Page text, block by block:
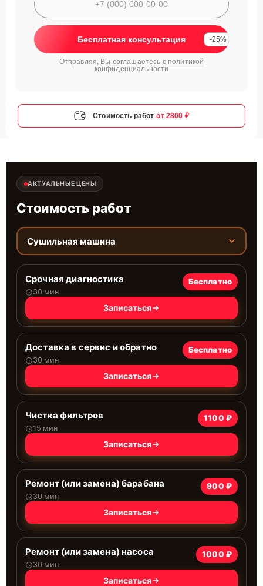
Бесплатная консультация -25%
Отправляя, Вы соглашаетесь с политикой
конфиденциальности
Стоимость работ от 2800 ₽
АКТУАЛЬНЫЕ ЦЕНЫ
Стоимость работ
Сушильная машина
Срочная диагностика
30 мин
Бесплатно
Записаться
Доставка в сервис и обратно
30 мин
Бесплатно
Записаться
Чистка фильтров
15 мин
1100 ₽
Записаться
Ремонт (или замена) барабана
30 мин
900 ₽
Записаться
Ремонт (или замена) насоса
30 мин
1000 ₽
Записаться